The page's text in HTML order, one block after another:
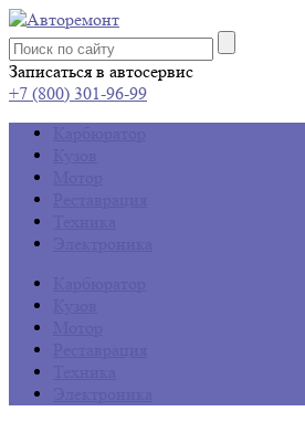
Записаться в автосервис
+7 (800) 301-96-99